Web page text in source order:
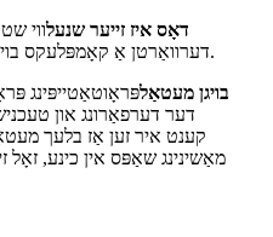
דאָס איז זייער שנעלווי
דערוואַרטן אַ קאָמפּלעקס בויגן מעטאַל טייל נאָר אין 2-3 טעג.
בויגן מעטאַלפּראָוטאַטייפּינג
דער דערפאַרונג און
קענט איר זען אַז בלעך